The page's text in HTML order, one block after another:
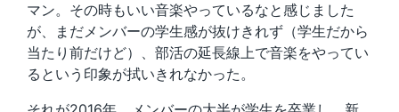
マン。その時もいい音楽やっているなと感じました
が、まだメンバーの学生感が抜けきれず（学生だから
当たり前だけど）、部活の延長線上で音楽をやってい
るという印象が拭いきれなかった。